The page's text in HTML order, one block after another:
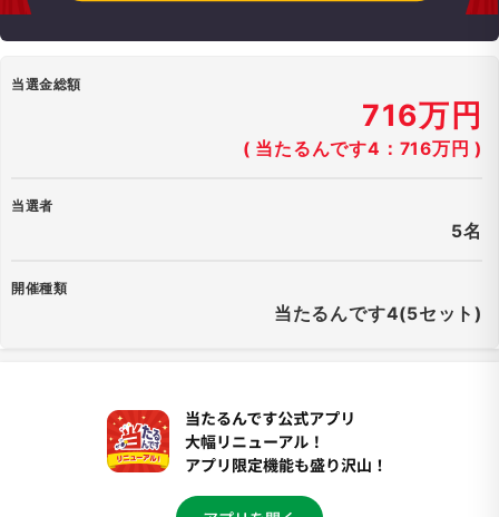
当選金総額
716万円
( 当たるんです4：716万円 )
当選者
5名
開催種類
当たるんです4(5セット)